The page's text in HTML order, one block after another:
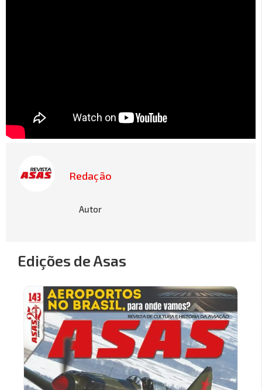
Redação
Autor
Edições de Asas